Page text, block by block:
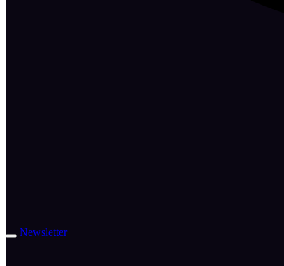
Newsletter